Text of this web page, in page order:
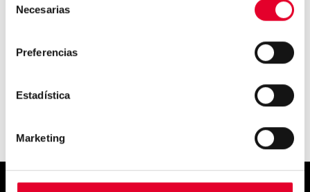
Necesarias
Preferencias
Estadística
Marketing